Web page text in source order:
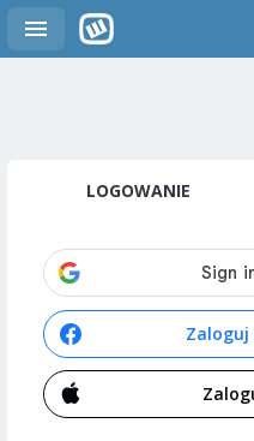
LOGOWANIE
Zaloguj